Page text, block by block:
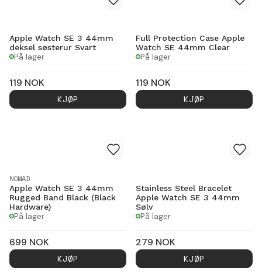
Apple Watch SE 3 44mm
deksel søsterur Svart
På lager
119 NOK
KJØP
Full Protection Case Apple
Watch SE 44mm Clear
På lager
119 NOK
KJØP
NOMAD
Apple Watch SE 3 44mm
Rugged Band Black (Black
Hardware)
På lager
699 NOK
KJØP
Stainless Steel Bracelet
Apple Watch SE 3 44mm
Sølv
På lager
279 NOK
KJØP